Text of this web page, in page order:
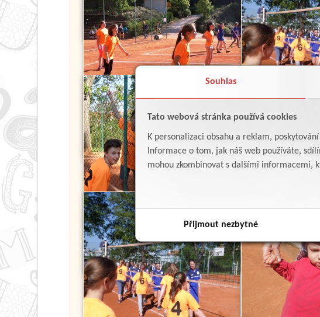
Souhlas
Tato webová stránka používá cookies
K personalizaci obsahu a reklam,
Informace o tom, jak náš web používáte,
mohou zkombinovat s dalšími informacemi,
Přijmout nezbytné